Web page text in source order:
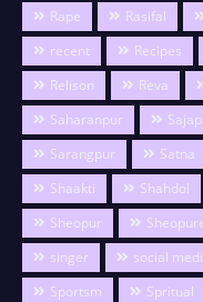
Rape
Rasifal
recent
Recipes
Relison
Reva
Saharanpur
Sarangpur
Satna
Shaakti
Shahdol
Sheopur
singer
social
Sportsm
Spritual